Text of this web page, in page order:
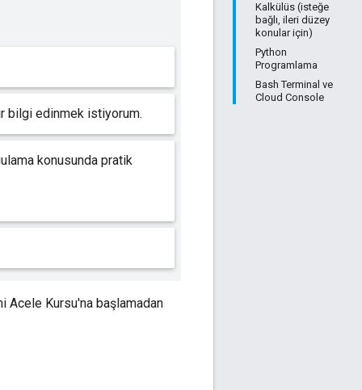
Kalkülüs (isteğe
bağlı, ileri düzey
konular için)
Python
Programlama
Bash Terminal ve
Cloud Console
bilgi edinmek istiyorum.
konusunda pratik
Acele Kursu'na başlamadan